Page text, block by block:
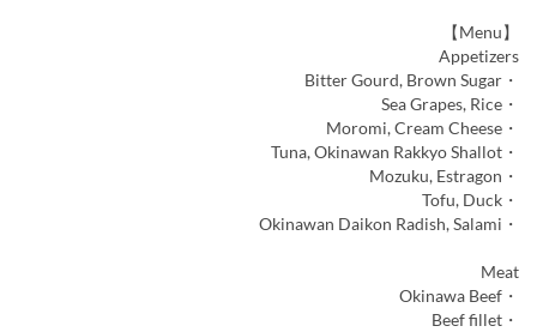
【Menu】
Appetizers
・Bitter Gourd, Brown Sugar
・Sea Grapes, Rice
・Moromi, Cream Cheese
・Tuna, Okinawan Rakkyo Shallot
・Mozuku, Estragon
・Tofu, Duck
・Okinawan Daikon Radish, Salami
Meat
・Okinawa Beef
・Beef fillet